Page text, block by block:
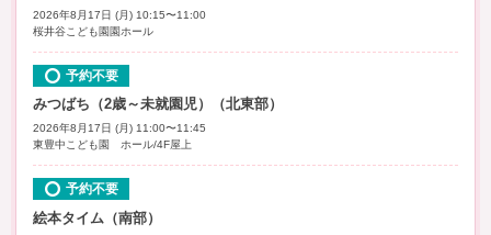
2026年8月17日 (月) 10:15〜11:00
桜井谷こども園園ホール
予約不要
みつばち（2歳～未就園児）（北東部）
2026年8月17日 (月) 11:00〜11:45
東豊中こども園 ホール/4F屋上
予約不要
絵本タイム（南部）